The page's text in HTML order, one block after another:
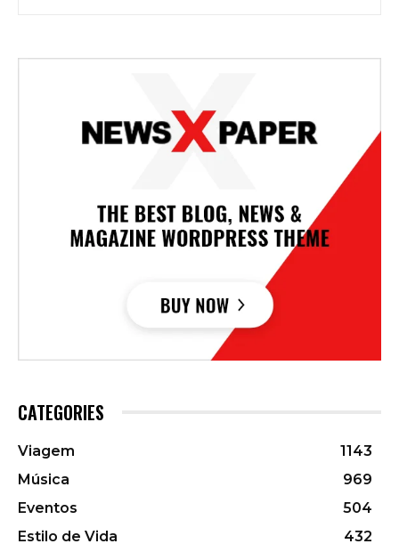
CATEGORIES
Viagem
1143
Música
969
Eventos
504
Estilo de Vida
432